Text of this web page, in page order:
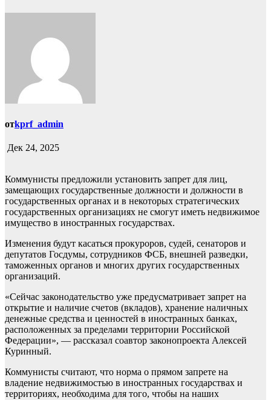
отkprf_admin
Дек 24, 2025
Коммунисты предложили установить запрет для лиц,
замещающих государственные должности и должности в
государственных органах и в некоторых стратегических
государственных организациях не смогут иметь недвижимое
имущество в иностранных государствах.
Изменения будут касаться прокуроров, судей, сенаторов и
депутатов Госдумы, сотрудников ФСБ, внешней разведки,
таможенных органов и многих других государственных
организаций.
«Сейчас законодательство уже предусматривает запрет на
открытие и наличие счетов (вкладов), хранение наличных
денежные средства и ценностей в иностранных банках,
расположенных за пределами территории Российской
Федерации», — рассказал соавтор законопроекта Алексей
Куринный.
Коммунисты считают, что норма о прямом запрете на
владение недвижимостью в иностранных государствах и
территориях, необходима для того, чтобы на наших